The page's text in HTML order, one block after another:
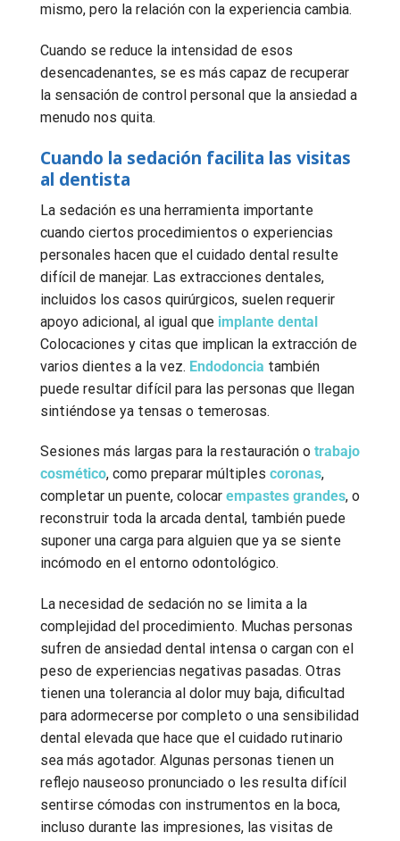
mismo, pero la relación con la experiencia cambia.
Cuando se reduce la intensidad de esos
desencadenantes, se es más capaz de recuperar
la sensación de control personal que la ansiedad a
menudo nos quita.
Cuando la sedación facilita las visitas
al dentista
La sedación es una herramienta importante
cuando ciertos procedimientos o experiencias
personales hacen que el cuidado dental resulte
difícil de manejar. Las extracciones dentales,
incluidos los casos quirúrgicos, suelen requerir
apoyo adicional, al igual que implante dental
Colocaciones y citas que implican la extracción de
varios dientes a la vez. Endodoncia también
puede resultar difícil para las personas que llegan
sintiéndose ya tensas o temerosas.
Sesiones más largas para la restauración o trabajo
cosmético, como preparar múltiples coronas,
completar un puente, colocar empastes grandes, o
reconstruir toda la arcada dental, también puede
suponer una carga para alguien que ya se siente
incómodo en el entorno odontológico.
La necesidad de sedación no se limita a la
complejidad del procedimiento. Muchas personas
sufren de ansiedad dental intensa o cargan con el
peso de experiencias negativas pasadas. Otras
tienen una tolerancia al dolor muy baja, dificultad
para adormecerse por completo o una sensibilidad
dental elevada que hace que el cuidado rutinario
sea más agotador. Algunas personas tienen un
reflejo nauseoso pronunciado o les resulta difícil
sentirse cómodas con instrumentos en la boca,
incluso durante las impresiones, las visitas de